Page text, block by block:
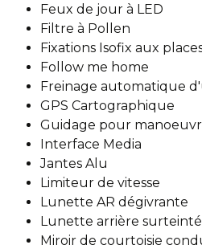
Feux de jour à LED
Filtre à Pollen
Fixations Isofix aux
Follow me home
Freinage automatique
GPS Cartographique
Guidage pour
Interface Media
Jantes Alu
Limiteur de vitesse
Lunette AR dégivrante
Lunette arrière
Miroir de courtoisie